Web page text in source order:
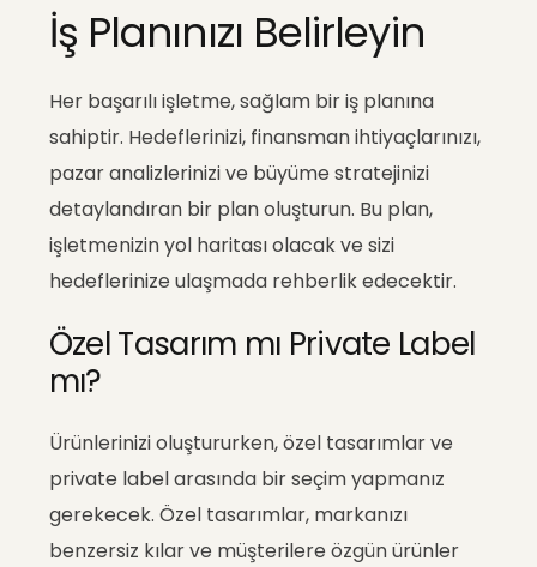
İş Planınızı Belirleyin
Her başarılı işletme, sağlam bir iş planına
sahiptir. Hedeflerinizi, finansman ihtiyaçlarınızı,
pazar analizlerinizi ve büyüme stratejinizi
detaylandıran bir plan oluşturun. Bu plan,
işletmenizin yol haritası olacak ve sizi
hedeflerinize ulaşmada rehberlik edecektir.
Özel Tasarım mı Private Label
mı?
Ürünlerinizi oluştururken, özel tasarımlar ve
private label arasında bir seçim yapmanız
gerekecek. Özel tasarımlar, markanızı
benzersiz kılar ve müşterilere özgün ürünler